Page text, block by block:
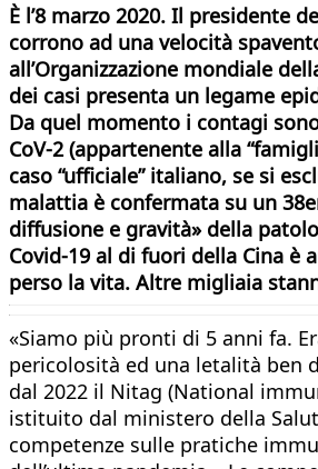
È l’8 marzo 2020. Il presidente
corrono ad una velocità
all’Organizzazione mondiale
dei casi presenta un legame
Da quel momento i contagi
CoV-2 (appartenente alla
caso “ufficiale” italiano, se si
malattia è confermata su un
diffusione e gravità» della
Covid-19 al di fuori della Cina è
perso la vita. Altre migliaia
«Siamo più pronti di 5 anni fa.
pericolosità ed una letalità ben
dal 2022 il Nitag (National
istituito dal ministero della
competenze sulle pratiche